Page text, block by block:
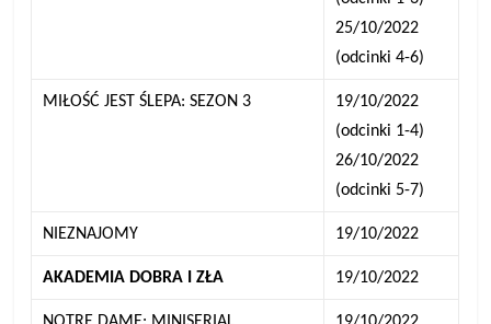
25/10/2022
(odcinki 4-6)
MIŁOŚĆ JEST ŚLEPA: SEZON 3
19/10/2022
(odcinki 1-4)
26/10/2022
(odcinki 5-7)
NIEZNAJOMY 19/10/2022
AKADEMIA DOBRA I ZŁA 19/10/2022